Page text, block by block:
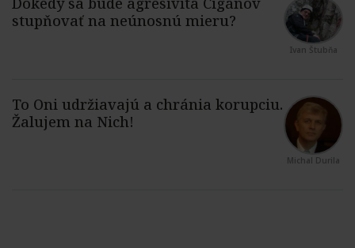
Ivan Štubňa
Michal Durila